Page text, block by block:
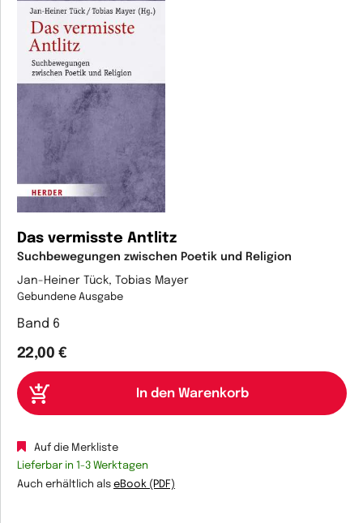
Das vermisste Antlitz
Suchbewegungen zwischen Poetik und Religion
Jan-Heiner Tück, Tobias Mayer
Gebundene Ausgabe
Band 6
22,00 €
Auf die Merkliste
Lieferbar in 1-3 Werktagen
Auch erhältlich als eBook (PDF)